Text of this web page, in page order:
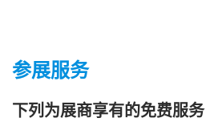
参展服务
下列为展商享有的免费服务